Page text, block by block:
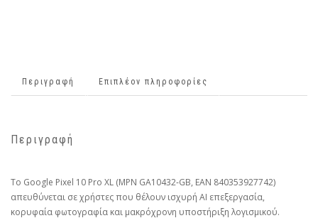
Περιγραφή Επιπλέον πληροφορίες
Περιγραφή
Το Google Pixel 10 Pro XL (MPN GA10432‑GB, EAN 840353927742)
απευθύνεται σε χρήστες που θέλουν ισχυρή AI επεξεργασία,
κορυφαία φωτογραφία και μακρόχρονη υποστήριξη λογισμικού.